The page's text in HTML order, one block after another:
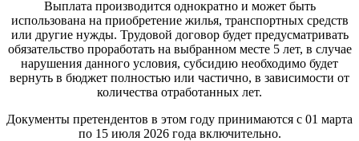
Выплата производится однократно и может быть
использована на приобретение жилья, транспортных средств
или другие нужды. Трудовой договор будет предусматривать
обязательство проработать на выбранном месте 5 лет, в случае
нарушения данного условия, субсидию необходимо будет
вернуть в бюджет полностью или частично, в зависимости от
количества отработанных лет.
Документы претендентов в этом году принимаются с 01 марта
по 15 июля 2026 года включительно.